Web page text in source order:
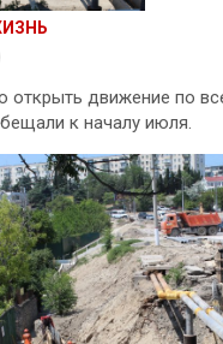
открыть движение по
к началу июля.